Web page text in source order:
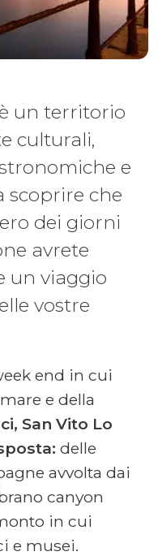
un territorio
culturali,
e
scoprire che
dei giorni
avrete
un viaggio
vostre
end in cui
e della
San Vito Lo
delle
avvolta dai
canyon
in cui
e musei.